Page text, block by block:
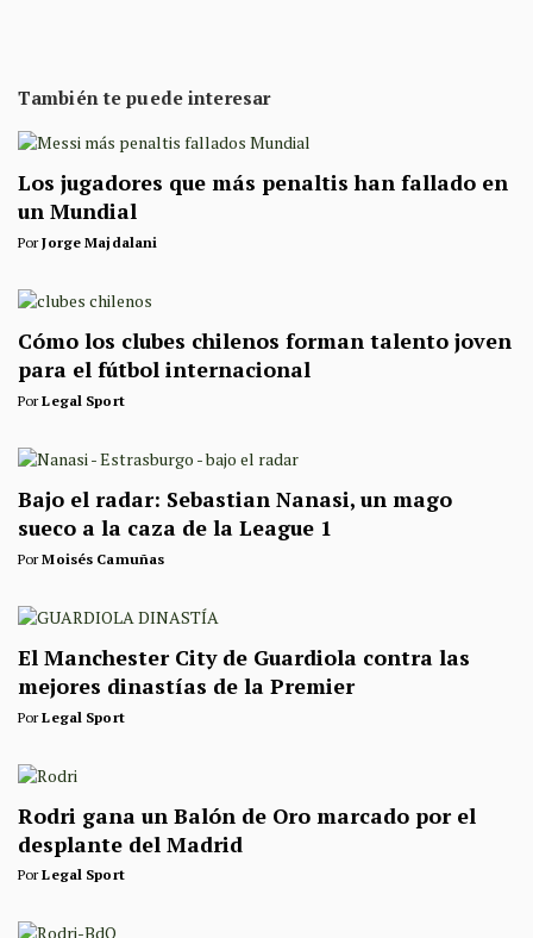
También te puede interesar
Los jugadores que más penaltis han fallado en
un Mundial
PorJorge Majdalani
Cómo los clubes chilenos forman talento joven
para el fútbol internacional
PorLegal Sport
Bajo el radar: Sebastian Nanasi, un mago
sueco a la caza de la League 1
PorMoisés Camuñas
El Manchester City de Guardiola contra las
mejores dinastías de la Premier
PorLegal Sport
Rodri gana un Balón de Oro marcado por el
desplante del Madrid
PorLegal Sport